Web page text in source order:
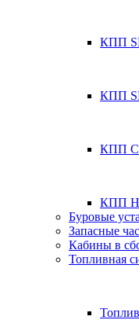
КПП
КПП
КПП
КПП
Буровые
Запасные
Кабины в
Топливная